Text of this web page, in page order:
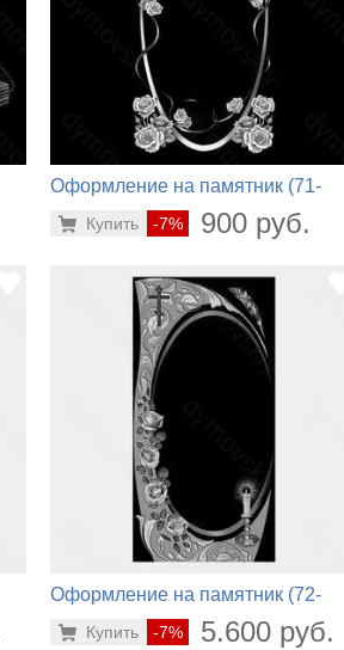
Оформление на памятник (71-
-7% 900 руб.
Купить
Оформление на памятник (72-
-7% 5.600 руб.
Купить